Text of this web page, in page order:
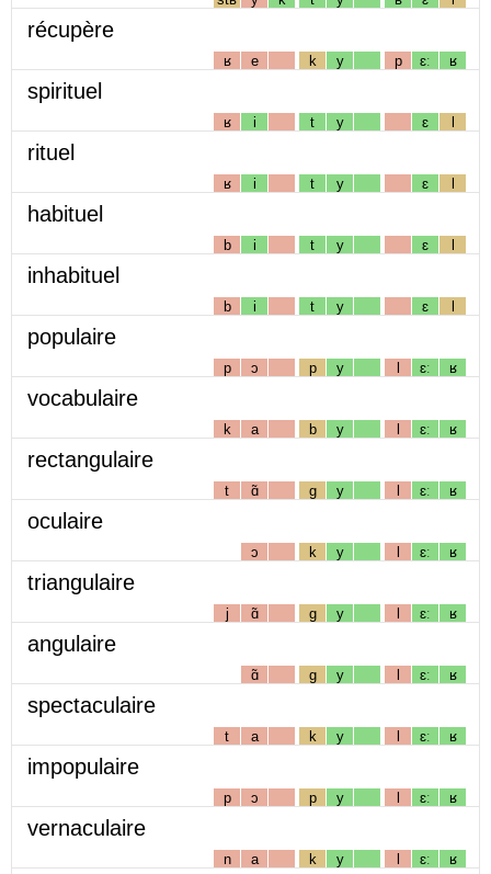
récupère
ʁ e k y p ɛː ʁ
spirituel
ʁ i t y ɛ l
rituel
ʁ i t y ɛ l
habituel
b i t y ɛ l
inhabituel
b i t y ɛ l
populaire
p ɔ p y l ɛː ʁ
vocabulaire
k a b y l ɛː ʁ
rectangulaire
t ɑ̃ g y l ɛː ʁ
oculaire
ɔ k y l ɛː ʁ
triangulaire
j ɑ̃ g y l ɛː ʁ
angulaire
ɑ̃ g y l ɛː ʁ
spectaculaire
t a k y l ɛː ʁ
impopulaire
p ɔ p y l ɛː ʁ
vernaculaire
n a k y l ɛː ʁ